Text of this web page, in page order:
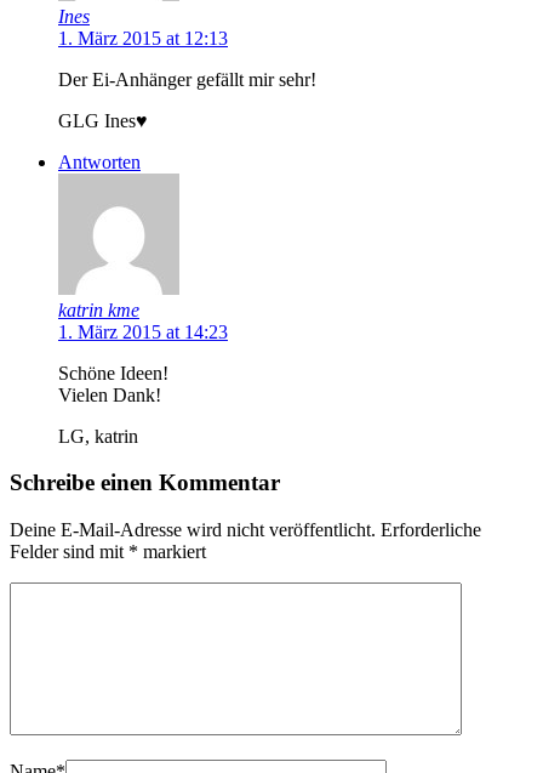
Ines
1. März 2015 at 12:13
Der Ei-Anhänger gefällt mir sehr!
GLG Ines♥
Antworten
katrin kme
1. März 2015 at 14:23
Schöne Ideen!
Vielen Dank!
LG, katrin
Schreibe einen Kommentar
Deine E-Mail-Adresse wird nicht veröffentlicht. Erforderliche
Felder sind mit * markiert